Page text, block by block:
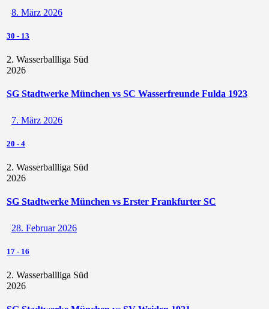
8. März 2026
30 - 13
2. Wasserballliga Süd
2026
SG Stadtwerke München vs SC Wasserfreunde Fulda 1923
7. März 2026
20 - 4
2. Wasserballliga Süd
2026
SG Stadtwerke München vs Erster Frankfurter SC
28. Februar 2026
17 - 16
2. Wasserballliga Süd
2026